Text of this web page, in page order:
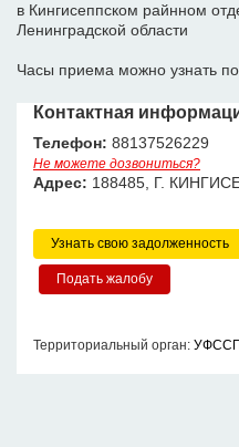
в Кингисеппском райнном
Ленинградской области
Часы приема можно узнать
Контактная
Телефон: 88137526229
Не можете дозвониться?
Адрес: 188485, Г.
Узнать свою задолженность
Территориальный орган: УФССП